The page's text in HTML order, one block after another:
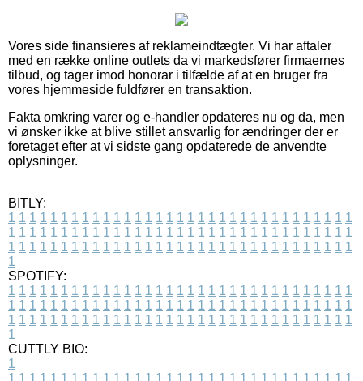
Vores side finansieres af reklameindtægter. Vi har aftaler
med en række online outlets da vi markedsfører firmaernes
tilbud, og tager imod honorar i tilfælde af at en bruger fra
vores hjemmeside fuldfører en transaktion.
Fakta omkring varer og e-handler opdateres nu og da, men
vi ønsker ikke at blive stillet ansvarlig for ændringer der er
foretaget efter at vi sidste gang opdaterede de anvendte
oplysninger.
BITLY:
1 1 1 1 1 1 1 1 1 1 1 1 1 1 1 1 1 1 1 1 1 1 1 1 1 1 1 1 1 1 1 1 1
1 1 1 1 1 1 1 1 1 1 1 1 1 1 1 1 1 1 1 1 1 1 1 1 1 1 1 1 1 1 1 1 1
1 1 1 1 1 1 1 1 1 1 1 1 1 1 1 1 1 1 1 1 1 1 1 1 1 1 1 1 1 1 1 1 1
1
SPOTIFY:
1 1 1 1 1 1 1 1 1 1 1 1 1 1 1 1 1 1 1 1 1 1 1 1 1 1 1 1 1 1 1 1 1
1 1 1 1 1 1 1 1 1 1 1 1 1 1 1 1 1 1 1 1 1 1 1 1 1 1 1 1 1 1 1 1 1
1 1 1 1 1 1 1 1 1 1 1 1 1 1 1 1 1 1 1 1 1 1 1 1 1 1 1 1 1 1 1 1 1
1
CUTTLY BIO:
1
1 1 1 1 1 1 1 1 1 1 1 1 1 1 1 1 1 1 1 1 1 1 1 1 1 1 1 1 1 1 1 1 1